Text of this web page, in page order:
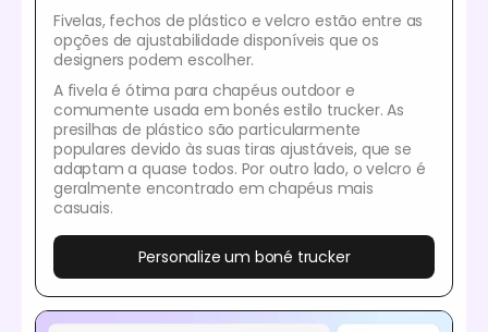
Fivelas, fechos de plástico e velcro estão entre as
opções de ajustabilidade disponíveis que os
designers podem escolher.
A fivela é ótima para chapéus outdoor e
comumente usada em bonés estilo trucker. As
presilhas de plástico são particularmente
populares devido às suas tiras ajustáveis, que se
adaptam a quase todos. Por outro lado, o velcro é
geralmente encontrado em chapéus mais
casuais.
Personalize um boné trucker